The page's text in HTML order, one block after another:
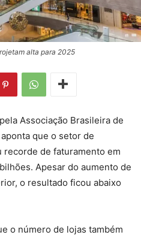
alta para 2025
Associação Brasileira de
que o setor de
de faturamento em
Apesar do aumento de
o resultado ficou abaixo
o número de lojas também